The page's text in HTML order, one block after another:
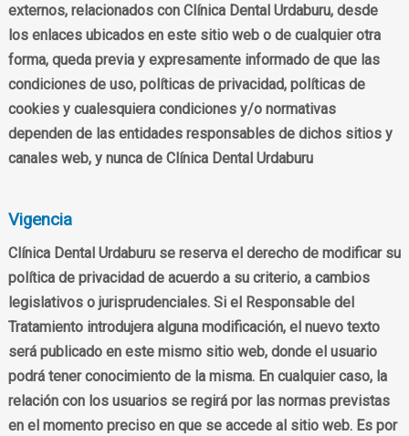
externos, relacionados con Clínica Dental Urdaburu, desde
los enlaces ubicados en este sitio web o de cualquier otra
forma, queda previa y expresamente informado de que las
condiciones de uso, políticas de privacidad, políticas de
cookies y cualesquiera condiciones y/o normativas
dependen de las entidades responsables de dichos sitios y
canales web, y nunca de Clínica Dental Urdaburu
Vigencia
Clínica Dental Urdaburu se reserva el derecho de modificar su
política de privacidad de acuerdo a su criterio, a cambios
legislativos o jurisprudenciales. Si el Responsable del
Tratamiento introdujera alguna modificación, el nuevo texto
será publicado en este mismo sitio web, donde el usuario
podrá tener conocimiento de la misma. En cualquier caso, la
relación con los usuarios se regirá por las normas previstas
en el momento preciso en que se accede al sitio web. Es por